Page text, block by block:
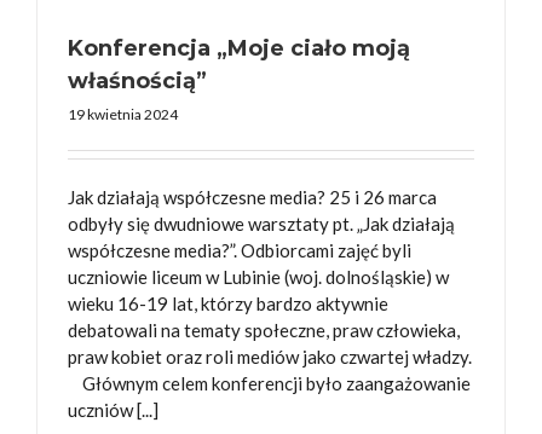
Konferencja „Moje ciało moją
właśnością”
19 kwietnia 2024
Jak działają współczesne media? 25 i 26 marca
odbyły się dwudniowe warsztaty pt. „Jak działają
współczesne media?”. Odbiorcami zajęć byli
uczniowie liceum w Lubinie (woj. dolnośląskie) w
wieku 16-19 lat, którzy bardzo aktywnie
debatowali na tematy społeczne, praw człowieka,
praw kobiet oraz roli mediów jako czwartej władzy.
Głównym celem konferencji było zaangażowanie
uczniów [...]